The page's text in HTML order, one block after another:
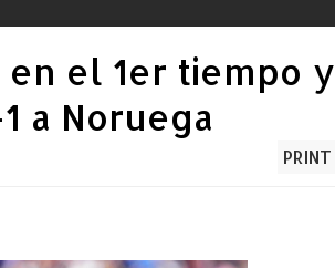
el 1er tiempo y
a Noruega
PRINT